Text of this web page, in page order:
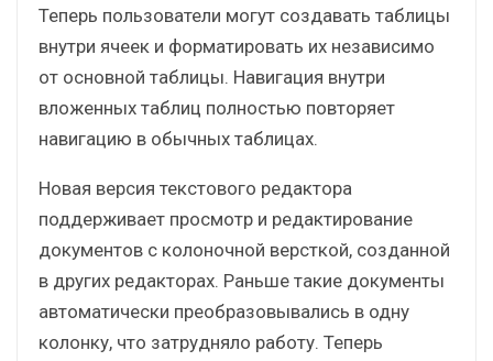
Теперь пользователи могут создавать таблицы
внутри ячеек и форматировать их независимо
от основной таблицы. Навигация внутри
вложенных таблиц полностью повторяет
навигацию в обычных таблицах.
Новая версия текстового редактора
поддерживает просмотр и редактирование
документов с колоночной версткой, созданной
в других редакторах. Раньше такие документы
автоматически преобразовывались в одну
колонку, что затрудняло работу. Теперь